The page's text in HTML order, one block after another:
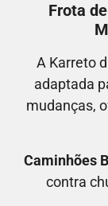
Frota
A Karreto
adaptada
mudanças,
Caminhões
contra